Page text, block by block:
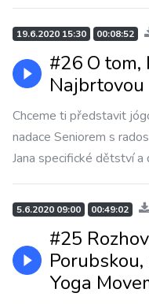
19.6.2020 15:30 00:08:52
#26 O tom,
Najbrtovou
Chceme ti představit
nadace Seniorem s
Jana specifické dětství a
5.6.2020 09:00 00:49:02
#25
Yoga